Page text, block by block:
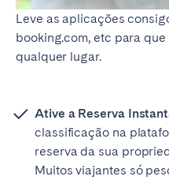
Leve as aplicações
booking.com, etc para
qualquer lugar.
Ative a Reserva
classificação na
reserva da sua
Muitos viajantes só